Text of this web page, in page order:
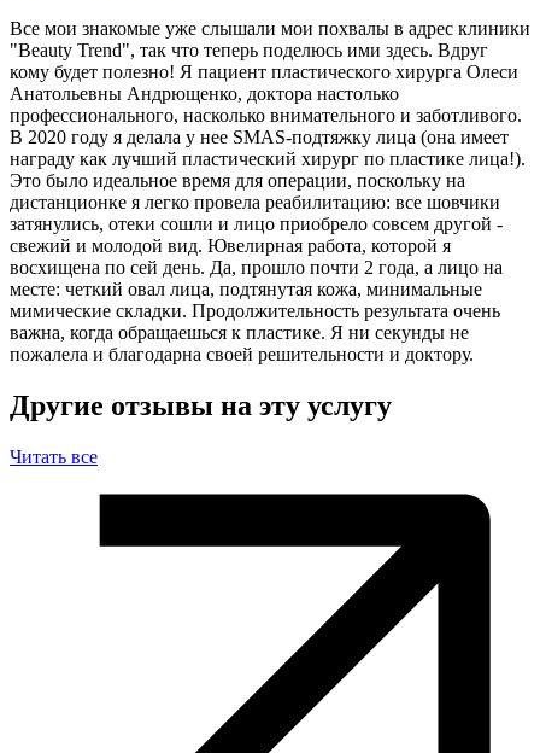
Все мои знакомые уже слышали мои похвалы в адрес клиники
"Beauty Trend", так что теперь поделюсь ими здесь. Вдруг
кому будет полезно! Я пациент пластического хирурга Олеси
Анатольевны Андрющенко, доктора настолько
профессионального, насколько внимательного и заботливого.
В 2020 году я делала у нее SMAS-подтяжку лица (она имеет
награду как лучший пластический хирург по пластике лица!).
Это было идеальное время для операции, поскольку на
дистанционке я легко провела реабилитацию: все шовчики
затянулись, отеки сошли и лицо приобрело совсем другой -
свежий и молодой вид. Ювелирная работа, которой я
восхищена по сей день. Да, прошло почти 2 года, а лицо на
месте: четкий овал лица, подтянутая кожа, минимальные
мимические складки. Продолжительность результата очень
важна, когда обращаешься к пластике. Я ни секунды не
пожалела и благодарна своей решительности и доктору.
Другие отзывы на эту услугу
Читать все